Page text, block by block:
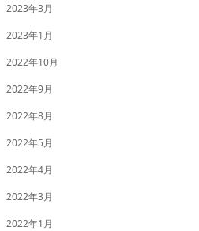
2023年3月
2023年1月
2022年10月
2022年9月
2022年8月
2022年5月
2022年4月
2022年3月
2022年1月